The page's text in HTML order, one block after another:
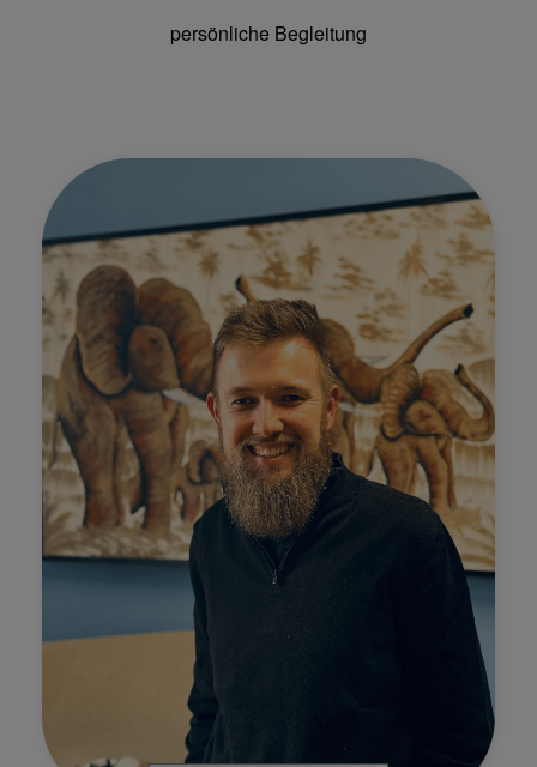
persönliche Begleitung